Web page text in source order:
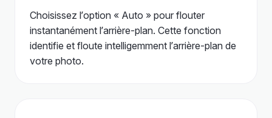
Choisissez l’option « Auto » pour flouter
instantanément l’arrière-plan. Cette fonction
identifie et floute intelligemment l’arrière-plan de
votre photo.